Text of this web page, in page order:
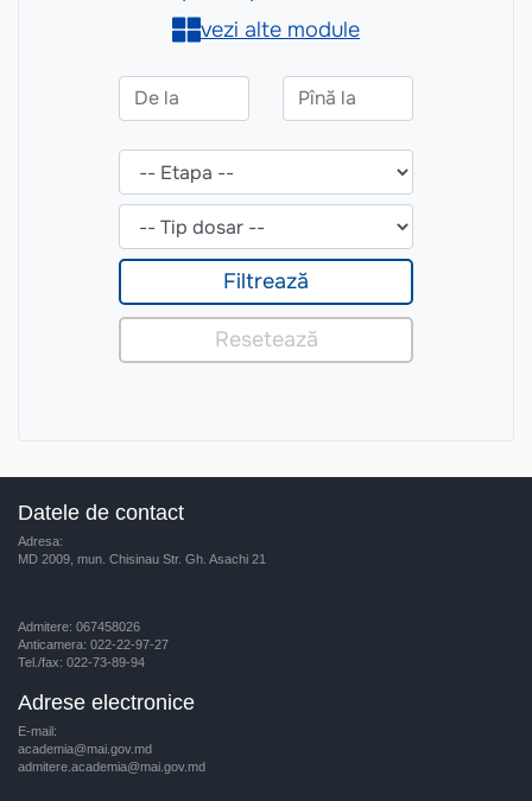
Datele de contact
Adresa:
MD 2009, mun. Chisinau Str. Gh. Asachi 21
Admitere: 067458026
Anticamera: 022-22-97-27
Tel./fax: 022-73-89-94
Adrese electronice
E-mail:
academia@mai.gov.md
admitere.academia@mai.gov.md